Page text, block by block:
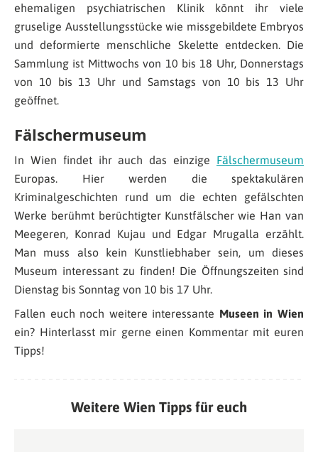
ehemaligen psychiatrischen Klinik könnt ihr viele
gruselige Ausstellungsstücke wie missgebildete Embryos
und deformierte menschliche Skelette entdecken. Die
Sammlung ist Mittwochs von 10 bis 18 Uhr, Donnerstags
von 10 bis 13 Uhr und Samstags von 10 bis 13 Uhr
geöffnet.
Fälschermuseum
In Wien findet ihr auch das einzige Fälschermuseum
Europas. Hier werden die spektakulären
Kriminalgeschichten rund um die echten gefälschten
Werke berühmt berüchtigter Kunstfälscher wie Han van
Meegeren, Konrad Kujau und Edgar Mrugalla erzählt.
Man muss also kein Kunstliebhaber sein, um dieses
Museum interessant zu finden! Die Öffnungszeiten sind
Dienstag bis Sonntag von 10 bis 17 Uhr.
Fallen euch noch weitere interessante Museen in Wien
ein? Hinterlasst mir gerne einen Kommentar mit euren
Tipps!
Weitere Wien Tipps für euch